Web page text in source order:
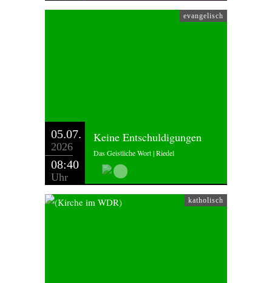
evangelisch
05.07.
2026
08:40
Uhr
Keine Entschuldigungen
Das Geistliche Wort | Riedel
katholisch